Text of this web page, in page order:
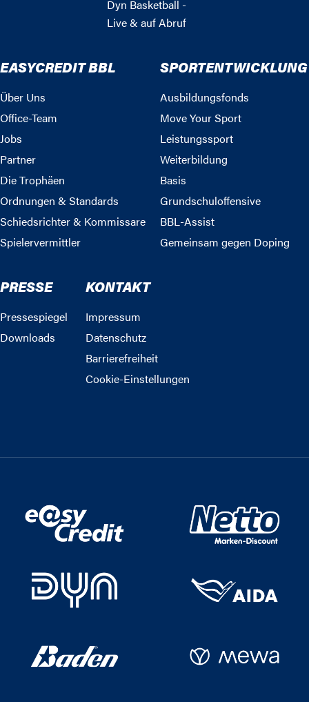
Dyn Basketball -
Live & auf Abruf
EASYCREDIT BBL
Über Uns
Office-Team
Jobs
Partner
Die Trophäen
Ordnungen & Standards
Schiedsrichter & Kommissare
Spielervermittler
SPORTENTWICKLUNG
Ausbildungsfonds
Move Your Sport
Leistungssport
Weiterbildung
Basis
Grundschuloffensive
BBL-Assist
Gemeinsam gegen Doping
PRESSE
Pressespiegel
Downloads
KONTAKT
Impressum
Datenschutz
Barrierefreiheit
Cookie-Einstellungen